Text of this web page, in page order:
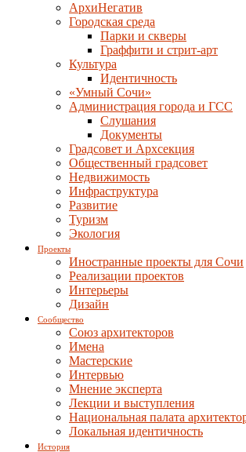
АрхиНегатив
Городская среда
Парки и скверы
Граффити и стрит-арт
Культура
Идентичность
«Умный Сочи»
Администрация города и ГСС
Слушания
Документы
Градсовет и Архсекция
Общественный градсовет
Недвижимость
Инфраструктура
Развитие
Туризм
Экология
Проекты
Иностранные проекты для Сочи
Реализации проектов
Интерьеры
Дизайн
Сообщество
Союз архитекторов
Имена
Мастерские
Интервью
Мнение эксперта
Лекции и выступления
Национальная палата
Локальная идентичность
История